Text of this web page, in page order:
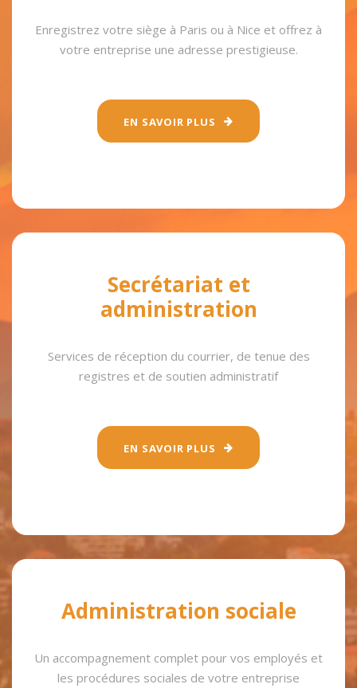
Enregistrez votre siège à Paris ou à Nice et offrez à
votre entreprise une adresse prestigieuse.
EN SAVOIR PLUS
Secrétariat et
administration
Services de réception du courrier, de tenue des
registres et de soutien administratif
EN SAVOIR PLUS
Administration sociale
Un accompagnement complet pour vos employés et
les procédures sociales de votre entreprise